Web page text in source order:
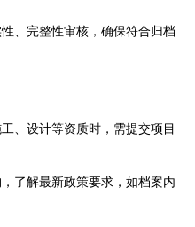
、完整性审核，确保符合归档
、设计等资质时，需提交项目
了解最新政策要求，如档案内